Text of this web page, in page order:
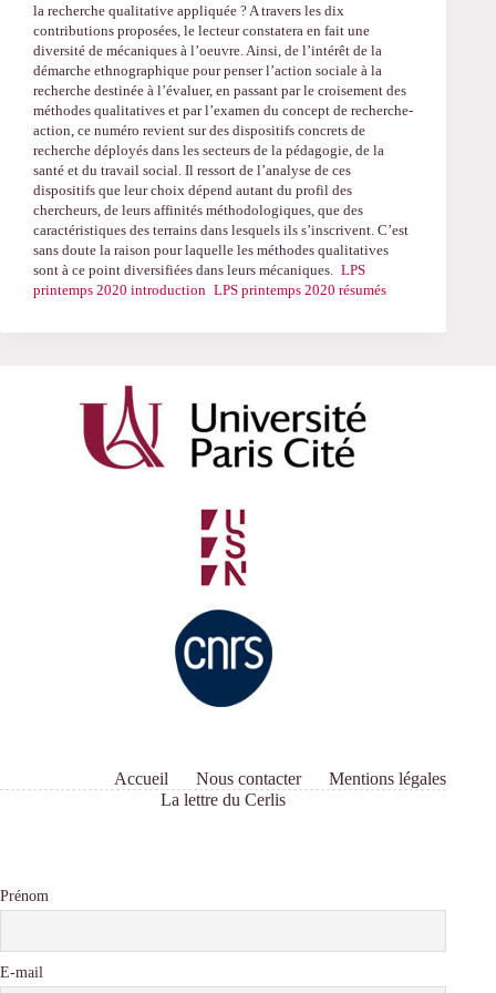
la recherche qualitative appliquée ? A travers les dix
contributions proposées, le lecteur constatera en fait une
diversité de mécaniques à l’oeuvre. Ainsi, de l’intérêt de la
démarche ethnographique pour penser l’action sociale à la
recherche destinée à l’évaluer, en passant par le croisement des
méthodes qualitatives et par l’examen du concept de recherche-
action, ce numéro revient sur des dispositifs concrets de
recherche déployés dans les secteurs de la pédagogie, de la
santé et du travail social. Il ressort de l’analyse de ces
dispositifs que leur choix dépend autant du profil des
chercheurs, de leurs affinités méthodologiques, que des
caractéristiques des terrains dans lesquels ils s’inscrivent. C’est
sans doute la raison pour laquelle les méthodes qualitatives
sont à ce point diversifiées dans leurs mécaniques.
LPS
printemps 2020 introduction LPS printemps 2020 résumés
Accueil Nous contacter
Mentions légales
La lettre du Cerlis
Prénom
E-mail